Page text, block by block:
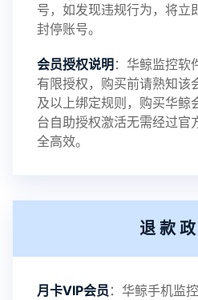
2023-01-12 V3.3
号，如发现违规行为，将立
封停账号。
会员授权说明 ：华鲸监控软
有限授权，购买前请熟知该
及以上绑定规则，购买华鲸
台自助授权激活无需经过官
全高效。
退款
月卡VIP会员 ：华鲸手机监